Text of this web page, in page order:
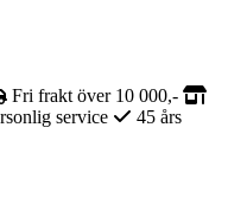
Fri frakt över 10 000,-
service
45 års